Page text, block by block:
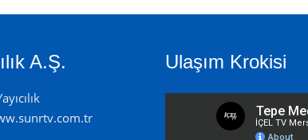
A.Ş. Ulaşım Krokisi